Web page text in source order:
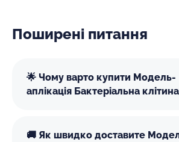
Поширені питання
🌟 Чому варто купити Модель-
аплікація Бактеріальна
🚚 Як швидко доставите